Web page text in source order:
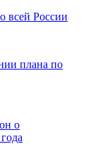
всей России
плана по
о